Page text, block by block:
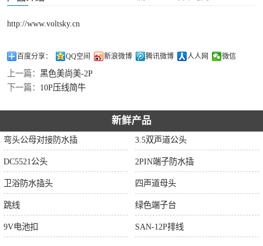
http://www.voltsky.cn
百度分享： QQ空间 新浪微博 腾讯微博 人人网 微信
上一篇： 黑色美尚美-2P
下一篇： 10P压线简牛
新鲜产品
弯头公母对接防水插 3.5双声道公头
DC5521公头 2PIN端子防水插
卫浴防水插头 四声道母头
跳线 绿色端子台
9V电池扣 SAN-12P排线